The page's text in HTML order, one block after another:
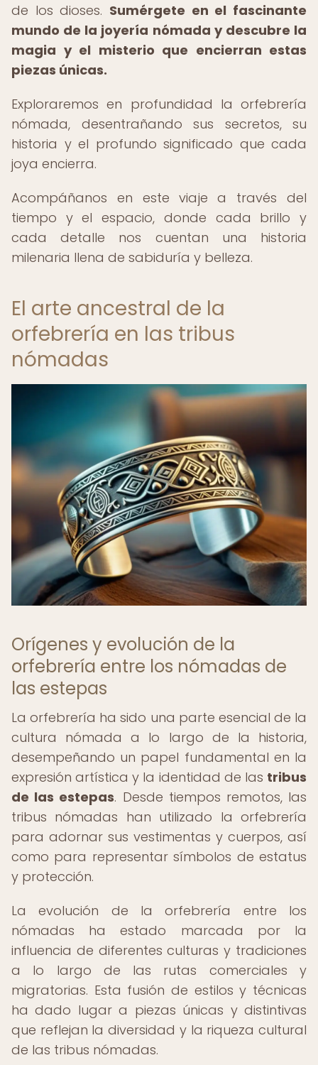
de los dioses. Sumérgete en el fascinante
mundo de la joyería nómada y descubre la
magia y el misterio que encierran estas
piezas únicas.
Exploraremos en profundidad la orfebrería
nómada, desentrañando sus secretos, su
historia y el profundo significado que cada
joya encierra.
Acompáñanos en este viaje a través del
tiempo y el espacio, donde cada brillo y
cada detalle nos cuentan una historia
milenaria llena de sabiduría y belleza.
El arte ancestral de la
orfebrería en las tribus
nómadas
Orígenes y evolución de la
orfebrería entre los nómadas de
las estepas
La orfebrería ha sido una parte esencial de la
cultura nómada a lo largo de la historia,
desempeñando un papel fundamental en la
expresión artística y la identidad de las tribus
de las estepas. Desde tiempos remotos, las
tribus nómadas han utilizado la orfebrería
para adornar sus vestimentas y cuerpos, así
como para representar símbolos de estatus
y protección.
La evolución de la orfebrería entre los
nómadas ha estado marcada por la
influencia de diferentes culturas y tradiciones
a lo largo de las rutas comerciales y
migratorias. Esta fusión de estilos y técnicas
ha dado lugar a piezas únicas y distintivas
que reflejan la diversidad y la riqueza cultural
de las tribus nómadas.